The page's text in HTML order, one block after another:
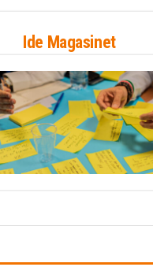
Ide Magasinet